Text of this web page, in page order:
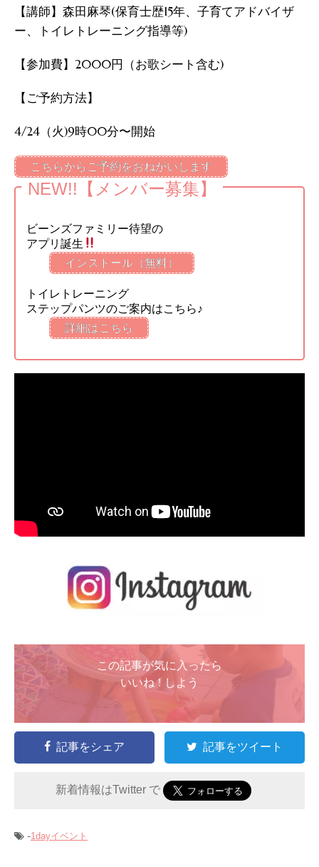
【講師】森田麻琴(保育士歴15年、子育てアドバイザ
ー、トイレトレーニング指導等)
【参加費】2000円（お歌シート含む)
【ご予約方法】
4/24（火)9時00分〜開始
こちらからご予約をおねがいします
NEW!!【メンバー募集】
ビーンズファミリー待望の
アプリ誕生
インストール（無料）
トイレトレーニング
ステップパンツのご案内はこちら♪
詳細はこちら
この記事が気に入ったら
いいね ! しよう
記事をシェア 記事をツイート
新着情報はTwitter で
-1dayイベント